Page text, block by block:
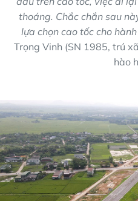
thoáng. Chắc chắn sau
lựa chọn cao tốc cho
Trọng Vinh (SN 1985, trú
hào